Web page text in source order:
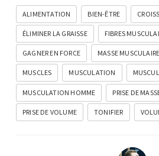
ALIMENTATION BIEN-ÊTRE
ÉLIMINER LA GRAISSE FIBRES
GAGNER EN FORCE MASSE MUSCULAIRE
MUSCLES MUSCULATION
MUSCULATION HOMME PRISE DE
PRISE DE VOLUME TONIFIER